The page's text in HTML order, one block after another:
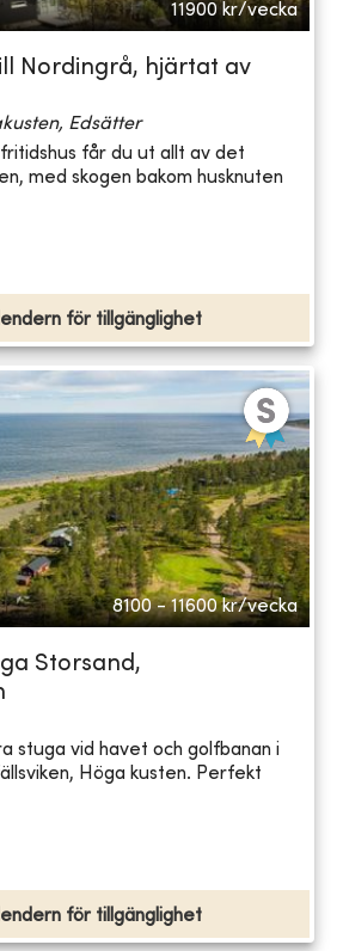
11900 kr/vecka
Nordingrå, hjärtat av
Edsätter
får du ut allt av det
med skogen bakom husknuten
för tillgänglighet
8100 - 11600 kr/vecka
Storsand,
stuga vid havet och golfbanan i
Höga kusten. Perfekt
för tillgänglighet